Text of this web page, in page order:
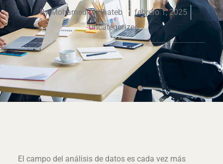
ByMohamed Al Khateb
febrero 1, 2025
Uncategorized
El campo del análisis de datos es cada vez más